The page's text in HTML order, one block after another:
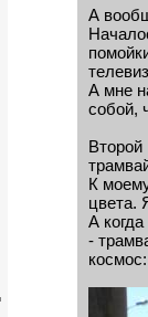
А
А мне
собой,
К
цвета.
А
-
космос: